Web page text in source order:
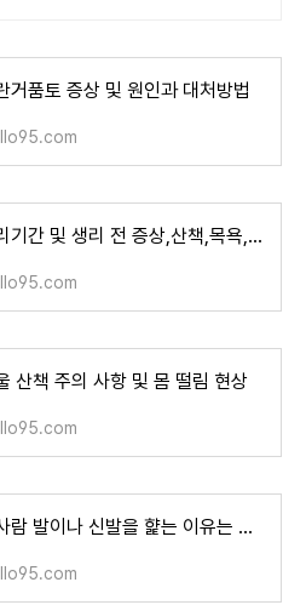
거품토 증상 및 원인과 대처방법
강아지 생리기간 및 생리 전 증상,산책,목욕,주기
산책 주의 사항 및 몸 떨림 현상
강아지가 사람 발이나 신발을 햝는 이유는 무엇일까?